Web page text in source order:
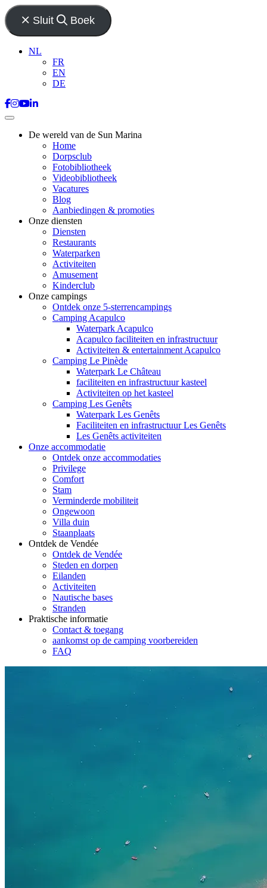
Sluit Boek
NL
FR
EN
DE
De wereld van de Sun Marina
Home
Dorpsclub
Fotobibliotheek
Videobibliotheek
Vacatures
Blog
Aanbiedingen & promoties
Onze diensten
Diensten
Restaurants
Waterparken
Activiteiten
Amusement
Kinderclub
Onze campings
Ontdek onze 5-sterrencampings
Camping Acapulco
Waterpark Acapulco
Acapulco faciliteiten en infrastructuur
Activiteiten & entertainment Acapulco
Camping Le Pinède
Waterpark Le Château
faciliteiten en infrastructuur kasteel
Activiteiten op het kasteel
Camping Les Genêts
Waterpark Les Genêts
Faciliteiten en infrastructuur Les Genêts
Les Genêts activiteiten
Onze accommodatie
Ontdek onze accommodaties
Privilege
Comfort
Stam
Verminderde mobiliteit
Ongewoon
Villa duin
Staanplaats
Ontdek de Vendée
Ontdek de Vendée
Steden en dorpen
Eilanden
Activiteiten
Nautische bases
Stranden
Praktische informatie
Contact & toegang
aankomst op de camping voorbereiden
FAQ